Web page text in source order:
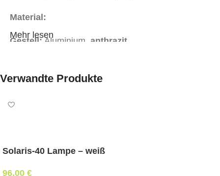
Material:
Gestell:Aluminium, anthrazit
Breite 48 × Länge 174 cm × Höhe 207 cm
Mehr lesen
Verwandte Produkte
Solaris-40 Lampe – weiß
96,00 €